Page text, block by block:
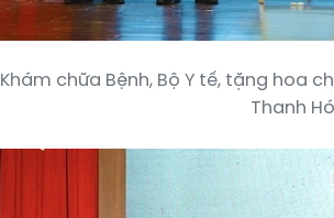
chữa Bệnh, Bộ Y tế, tặng hoa
Thanh